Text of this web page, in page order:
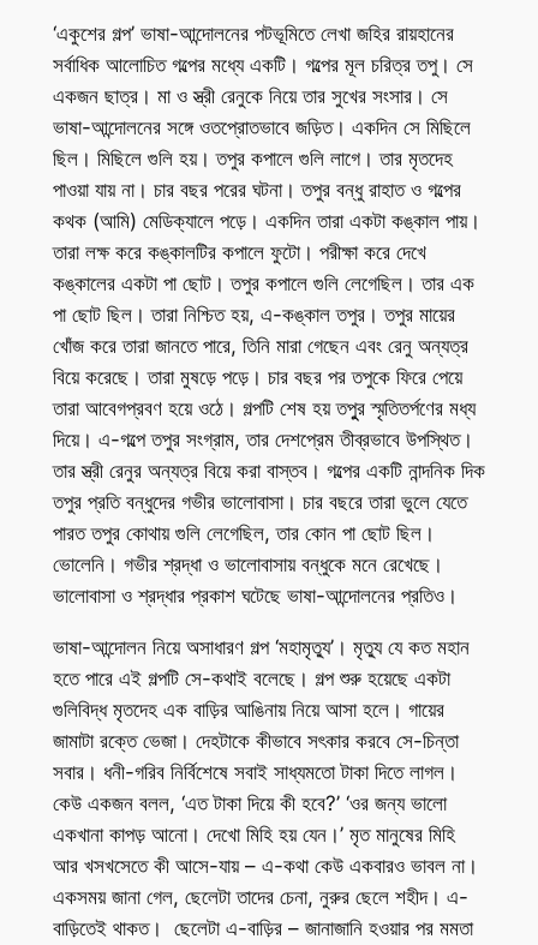
‘একুশের গল্প’ ভাষা-আন্দোলনের পটভূমিতে লেখা জহির রায়হানের
সর্বাধিক আলোচিত গল্পের মধ্যে একটি। গল্পের মূল চরিত্র তপু। সে
একজন ছাত্র। মা ও স্ত্রী রেনুকে নিয়ে তার সুখের সংসার। সে
ভাষা-আন্দোলনের সঙ্গে ওতপ্রোতভাবে জড়িত। একদিন সে মিছিলে
ছিল। মিছিলে গুলি হয়। তপুর কপালে গুলি লাগে। তার মৃতদেহ
পাওয়া যায় না। চার বছর পরের ঘটনা। তপুর বন্ধু রাহাত ও গল্পের
কথক (আমি) মেডিক্যালে পড়ে। একদিন তারা একটা কঙ্কাল পায়।
তারা লক্ষ করে কঙ্কালটির কপালে ফুটো। পরীক্ষা করে দেখে
কঙ্কালের একটা পা ছোট। তপুর কপালে গুলি লেগেছিল। তার এক
পা ছোট ছিল। তারা নিশ্চিত হয়, এ-কঙ্কাল তপুর। তপুর মায়ের
খোঁজ করে তারা জানতে পারে, তিনি মারা গেছেন এবং রেনু অন্যত্র
বিয়ে করেছে। তারা মুষড়ে পড়ে। চার বছর পর তপুকে ফিরে পেয়ে
তারা আবেগপ্রবণ হয়ে ওঠে। গল্পটি শেষ হয় তপুুর স্মৃতিতর্পণের মধ্য
দিয়ে। এ-গল্পে তপুর সংগ্রাম, তার দেশপ্রেম তীব্রভাবে উপস্থিত।
তার স্ত্রী রেনুর অন্যত্র বিয়ে করা বাস্তব। গল্পের একটি নান্দনিক দিক
তপুর প্রতি বন্ধুদের গভীর ভালোবাসা। চার বছরে তারা ভুলে যেতে
পারত তপুর কোথায় গুলি লেগেছিল, তার কোন পা ছোট ছিল।
ভোলেনি। গভীর শ্রদ্ধা ও ভালোবাসায় বন্ধুকে মনে রেখেছে।
ভালোবাসা ও শ্রদ্ধার প্রকাশ ঘটেছে ভাষা-আন্দোলনের প্রতিও।
ভাষা-আন্দোলন নিয়ে অসাধারণ গল্প ‘মহামৃত্যু’। মৃত্যু যে কত মহান
হতে পারে এই গল্পটি সে-কথাই বলেছে। গল্প শুরু হয়েছে একটা
গুলিবিদ্ধ মৃতদেহ এক বাড়ির আঙিনায় নিয়ে আসা হলে। গায়ের
জামাটা রক্তে ভেজা। দেহটাকে কীভাবে সৎকার করবে সে-চিন্তা
সবার। ধনী-গরিব নির্বিশেষে সবাই সাধ্যমতো টাকা দিতে লাগল।
কেউ একজন বলল, ‘এত টাকা দিয়ে কী হবে?’ ‘ওর জন্য ভালো
একখানা কাপড় আনো। দেখো মিহি হয় যেন।’ মৃত মানুষের মিহি
আর খসখসেতে কী আসে-যায় – এ-কথা কেউ একবারও ভাবল না।
একসময় জানা গেল, ছেলেটা তাদের চেনা, নুরুর ছেলে শহীদ। এ-
বাড়িতেই থাকত। ছেলেটা এ-বাড়ির – জানাজানি হওয়ার পর মমতা